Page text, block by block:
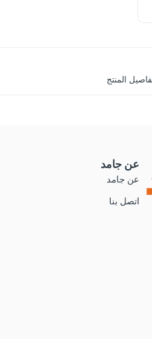
المنتج
عن جامد
عن جامد
اتصل بنا